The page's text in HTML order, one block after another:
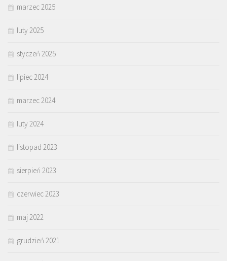
marzec 2025
luty 2025
styczeń 2025
lipiec 2024
marzec 2024
luty 2024
listopad 2023
sierpień 2023
czerwiec 2023
maj 2022
grudzień 2021